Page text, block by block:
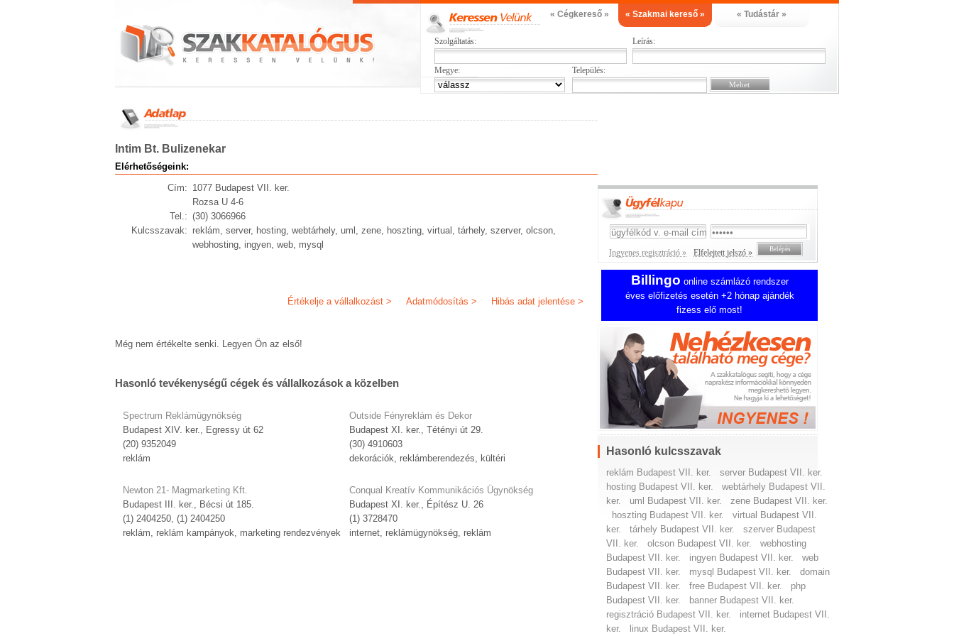
« Cégkereső » « Szakmai kereső » « Tudástár »
Szolgáltatás: Leírás:
Megye: Település:
Intim Bt. Bulizenekar
Elérhetőségeink:
Cím: 1077 Budapest VII. ker.
Rozsa U 4-6
Tel.: (30) 3066966
Kulcsszavak: reklám, server, hosting, webtárhely, uml, zene, hoszting, virtual, tárhely, szerver, olcson,
webhosting, ingyen, web, mysql
Hibás adat jelentése >
Adatmódosítás >
Értékelje a vállalkozást >
Még nem értékelte senki. Legyen Ön az első!
Hasonló tevékenységű cégek és vállalkozások a közelben
Spectrum Reklámügynökség
Budapest XIV. ker., Egressy út 62
(20) 9352049
reklám
Newton 21- Magmarketing Kft.
Budapest III. ker., Bécsi út 185.
(1) 2404250, (1) 2404250
reklám, reklám kampányok, marketing rendezvények
Outside Fényreklám és Dekor
Budapest XI. ker., Tétényi út 29.
(30) 4910603
dekorációk, reklámberendezés, kültéri
Conqual Kreatív Kommunikációs Ügynökség
Budapest XI. ker., Építész U. 26
(1) 3728470
internet, reklámügynökség, reklám
Ingyenes regisztráció » Elfelejtett jelszó »
Billingo online számlázó rendszer
éves előfizetés esetén +2 hónap ajándék
fizess elő most!
Hasonló kulcsszavak
reklám Budapest VII. ker.
server Budapest VII. ker.
hosting Budapest VII. ker.
webtárhely Budapest VII.
ker.
uml Budapest VII. ker.
zene Budapest VII. ker.
hoszting Budapest VII. ker.
virtual Budapest VII.
ker.
tárhely Budapest VII. ker.
szerver Budapest
VII. ker.
olcson Budapest VII. ker.
webhosting
Budapest VII. ker.
ingyen Budapest VII. ker.
web
Budapest VII. ker.
mysql Budapest VII. ker.
domain
Budapest VII. ker.
free Budapest VII. ker.
php
Budapest VII. ker.
banner Budapest VII. ker.
regisztráció Budapest VII. ker.
internet Budapest VII.
ker.
linux Budapest VII. ker.